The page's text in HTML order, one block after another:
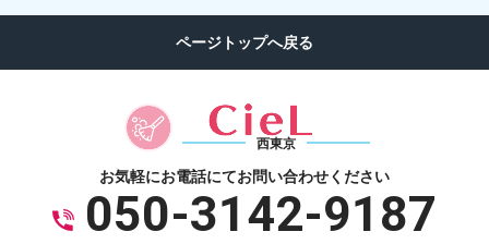
西東京
お気軽にお電話にてお問い合わせください
050-3142-9187